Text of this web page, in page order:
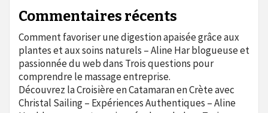
Commentaires récents
Comment favoriser une digestion apaisée grâce aux
plantes et aux soins naturels – Aline Har blogueuse et
passionnée du webdans Trois questions pour
comprendre le massage entreprise.
Découvrez la Croisière en Catamaran en Crète avec
Christal Sailing – Expériences Authentiques – Aline